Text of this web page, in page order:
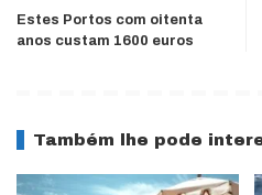
Estes Portos com oitenta
anos custam 1600 euros
Também lhe pode